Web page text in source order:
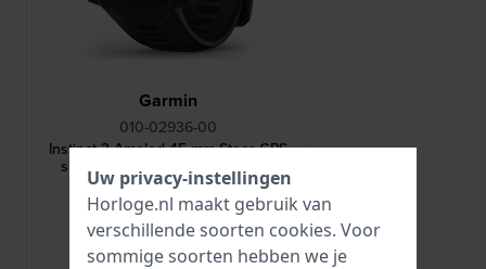
Garmin
010-02936-00
Instinct 3 Amoled 45 mm Stoer GPS
smartwatch met Amoled scherm
399,99
● Op voorraad
Uw privacy-instellingen
Horloge.nl maakt gebruik van
verschillende soorten cookies. Voor
sommige soorten hebben we je